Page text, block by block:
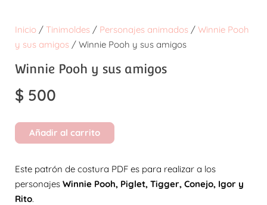
Inicio/ Tinimoldes/ Personajes animados/ Winnie Pooh
y sus amigos/ Winnie Pooh y sus amigos
Winnie Pooh y sus amigos
$ 500
Añadir al carrito
Este patrón de costura PDF es para realizar a los
personajes Winnie Pooh, Piglet, Tigger, Conejo, Igor y
Rito.